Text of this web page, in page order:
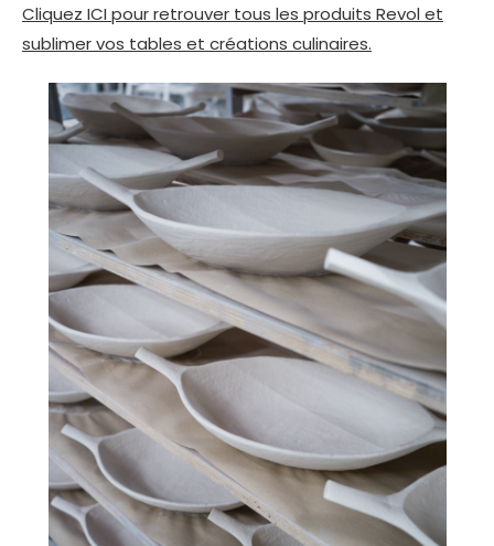
Cliquez ICI pour retrouver tous les produits Revol et
sublimer vos tables et créations culinaires.